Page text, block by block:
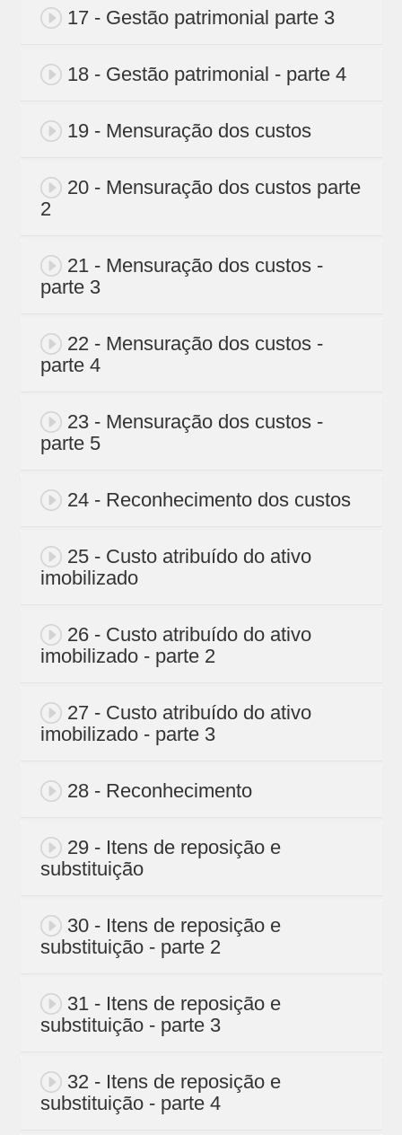
17 - Gestão patrimonial parte 3
18 - Gestão patrimonial - parte 4
19 - Mensuração dos custos
20 - Mensuração dos custos parte
2
21 - Mensuração dos custos -
parte 3
22 - Mensuração dos custos -
parte 4
23 - Mensuração dos custos -
parte 5
24 - Reconhecimento dos custos
25 - Custo atribuído do ativo
imobilizado
26 - Custo atribuído do ativo
imobilizado - parte 2
27 - Custo atribuído do ativo
imobilizado - parte 3
28 - Reconhecimento
29 - Itens de reposição e
substituição
30 - Itens de reposição e
substituição - parte 2
31 - Itens de reposição e
substituição - parte 3
32 - Itens de reposição e
substituição - parte 4